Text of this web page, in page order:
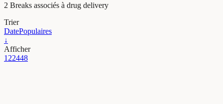
2 Breaks associés à drug delivery
Trier
DatePopulaires
↓
Afficher
122448